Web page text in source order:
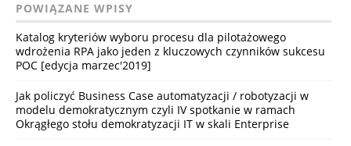
POWIĄZANE WPISY
Katalog kryteriów wyboru procesu dla pilotażowego
wdrożenia RPA jako jeden z kluczowych czynników sukcesu
POC [edycja marzec'2019]
Jak policzyć Business Case automatyzacji / robotyzacji w
modelu demokratycznym czyli IV spotkanie w ramach
Okrągłego stołu demokratyzacji IT w skali Enterprise